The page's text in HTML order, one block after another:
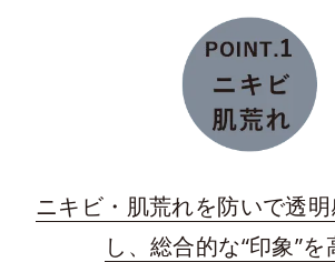
プラスに帯電したイオニックコラーゲン
*水溶性コラーゲン液（魚起源）＝保湿成分
ダブルプロテクトパウダーが肌上に均
間うるおいを保持し、余分な皮脂を吸
ニキビ・肌荒れを防いで透明
し、総合的な“印象”を